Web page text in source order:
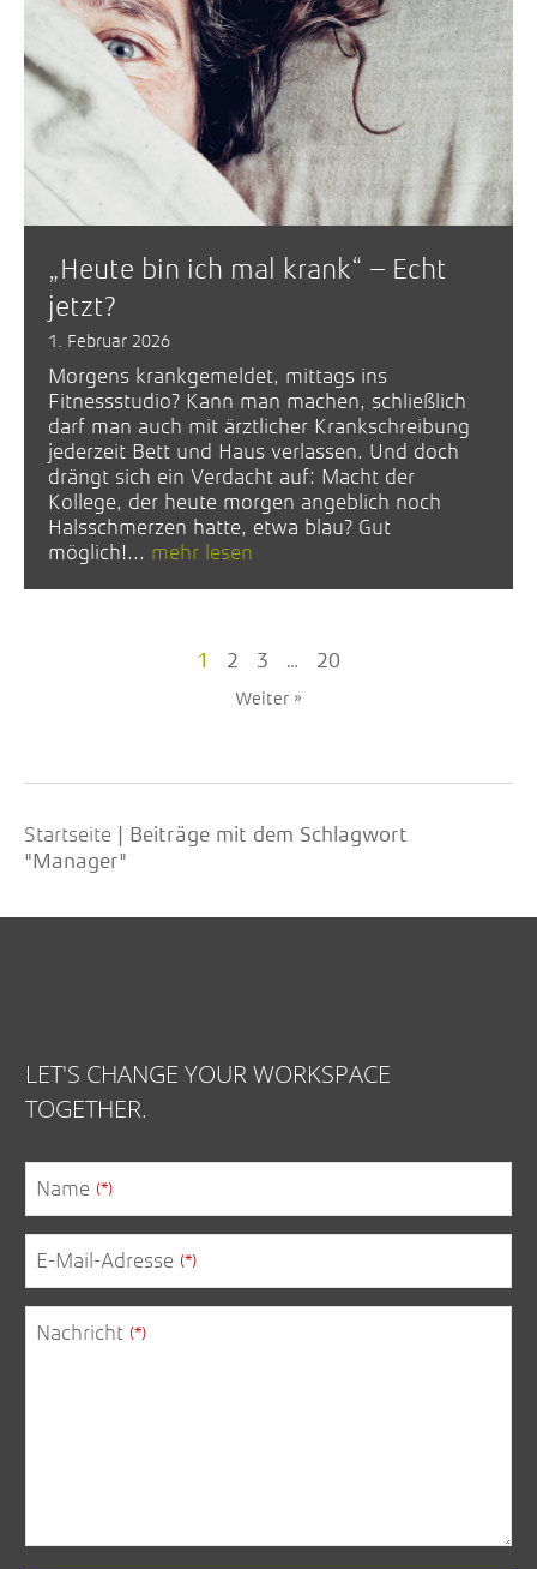
„Heute bin ich mal krank“ – Echt
jetzt?
1. Februar 2026
Morgens krankgemeldet, mittags ins
Fitnessstudio? Kann man machen, schließlich
darf man auch mit ärztlicher Krankschreibung
jederzeit Bett und Haus verlassen. Und doch
drängt sich ein Verdacht auf: Macht der
Kollege, der heute morgen angeblich noch
Halsschmerzen hatte, etwa blau? Gut
möglich!... mehr lesen
1 2 3 … 20
Weiter »
Startseite
Beiträge mit dem Schlagwort
"Manager"
LET'S CHANGE YOUR WORKSPACE
TOGETHER.
Name (*)
E-Mail-Adresse (*)
Nachricht (*)